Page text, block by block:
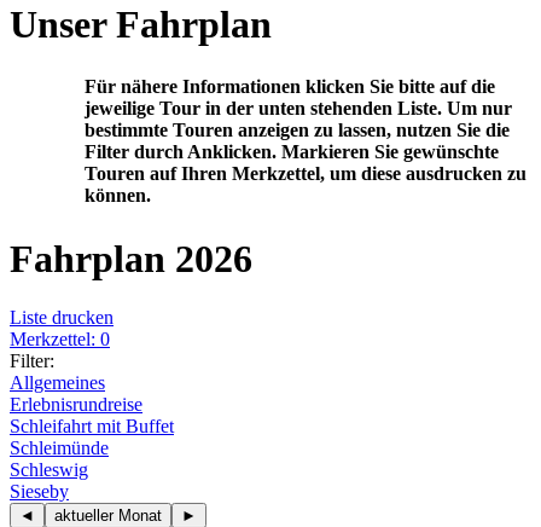
Unser Fahrplan
Für nähere Informationen klicken Sie bitte auf die
jeweilige Tour in der unten stehenden Liste. Um nur
bestimmte Touren anzeigen zu lassen, nutzen Sie die
Filter durch Anklicken. Markieren Sie gewünschte
Touren auf Ihren Merkzettel, um diese ausdrucken zu
können.
Fahrplan 2026
Liste drucken
Merkzettel: 0
Filter:
Allgemeines
Erlebnisrundreise
Schleifahrt mit Buffet
Schleimünde
Schleswig
Sieseby
◄ aktueller Monat ►